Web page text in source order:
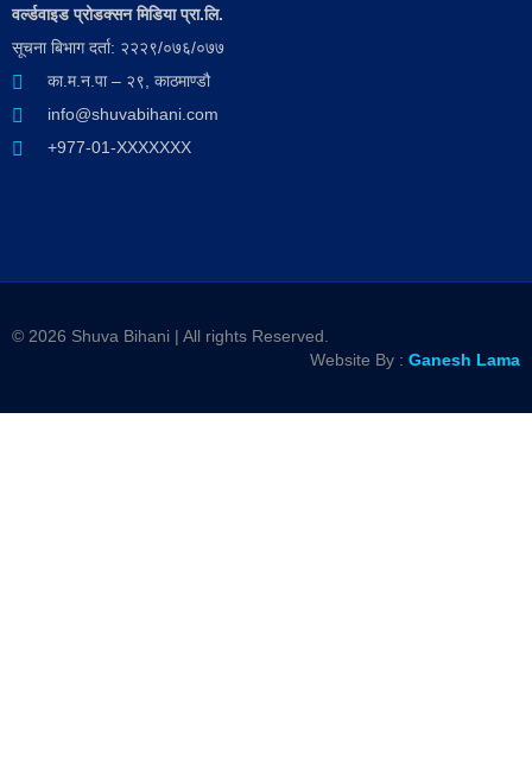
वर्ल्डवाइड प्रोडक्सन मिडिया प्रा.लि.
सूचना बिभाग दर्ता: २२२९/०७६/०७७
का.म.न.पा – २९, काठमाण्डौ
info@shuvabihani.com
+977-01-XXXXXXX
© 2026 Shuva Bihani | All rights Reserved.
Website By : Ganesh Lama